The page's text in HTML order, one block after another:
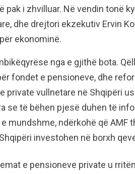
pak i zhvilluar. Në vendin tonë
dhe drejtori ekzekutiv Ervin
ekonominë.
nga e gjithë bota.
fondet e pensioneve, dhe
private vullnetare në Shqipëri
se të bëhen pjesë duhen të
mundshme, ndërkohë që AMF
investohen në borxh
e pensioneve private u